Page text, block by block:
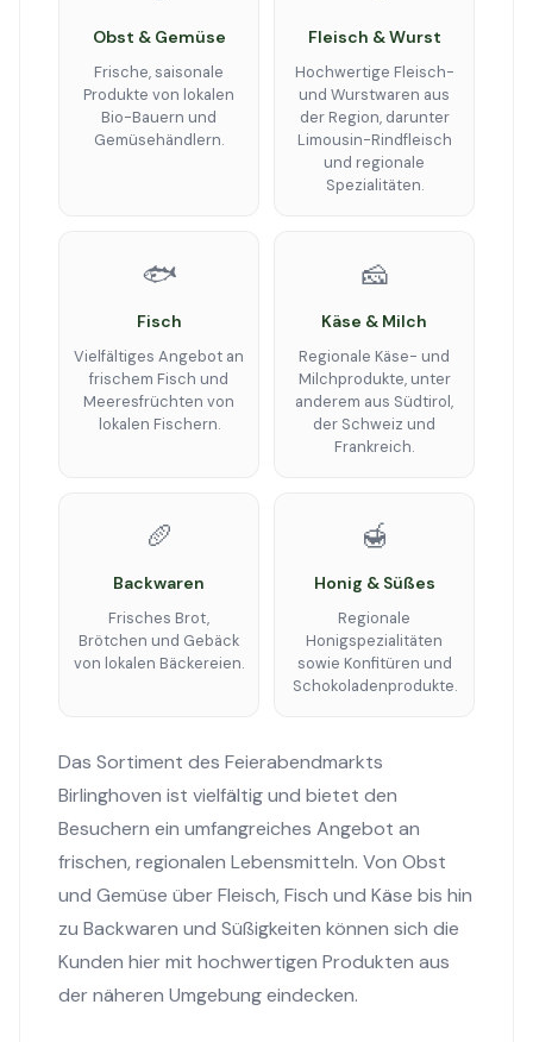
Obst & Gemüse
Frische, saisonale
Produkte von lokalen
Bio-Bauern und
Gemüsehändlern.
Fleisch & Wurst
Hochwertige Fleisch-
und Wurstwaren aus
der Region, darunter
Limousin-Rindfleisch
und regionale
Spezialitäten.
🐟
Fisch
Vielfältiges Angebot an
frischem Fisch und
Meeresfrüchten von
lokalen Fischern.
🧀
Käse & Milch
Regionale Käse- und
Milchprodukte, unter
anderem aus Südtirol,
der Schweiz und
Frankreich.
🥖
Backwaren
Frisches Brot,
Brötchen und Gebäck
von lokalen Bäckereien.
🍯
Honig & Süßes
Regionale
Honigspezialitäten
sowie Konfitüren und
Schokoladenprodukte.
Das Sortiment des Feierabendmarkts
Birlinghoven ist vielfältig und bietet den
Besuchern ein umfangreiches Angebot an
frischen, regionalen Lebensmitteln. Von Obst
und Gemüse über Fleisch, Fisch und Käse bis hin
zu Backwaren und Süßigkeiten können sich die
Kunden hier mit hochwertigen Produkten aus
der näheren Umgebung eindecken.